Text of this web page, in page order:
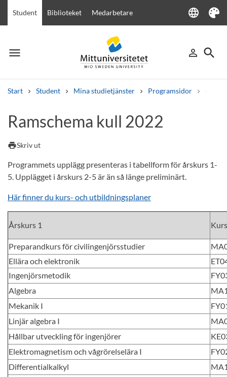
Student Biblioteket Medarbetare language
Language
Tema
menu
Meny person_outline
Logga in
search
Sök
Start Student Mina studietjänster Programsidor
Andra söktjänster
Kurser och program
Ramschema kull 2022
printSkriv ut
Programmets upplägg presenteras i tabellform för årskurs 1-
5. Upplägget i årskurs 2-5 är än så länge preliminärt.
Här finner du kurs- och utbildningsplaner
Årskurs 1
Preparandkurs för civilingenjörsstudier
Ellära och elektronik
Ingenjörsmetodik
Algebra
Mekanik I
Linjär algebra I
Hållbar utveckling för ingenjörer
Elektromagnetism och vågrörelselära I
Differentialkalkyl